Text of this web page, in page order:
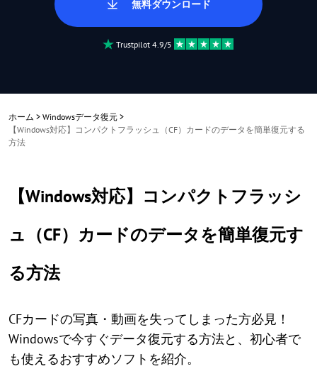
無料ダウンロード
Trustpilot 4.9/5
ホーム > Windowsデータ復元 >
【Windows対応】コンパクトフラッシュ（CF）カードのデータを簡単復元する
方法
【Windows対応】コンパクトフラッシ
ュ（CF）カードのデータを簡単復元す
る方法
CFカードの写真・動画を失ってしまった方必見！
Windowsで今すぐデータ復元する方法と、初心者で
も使えるおすすめソフトを紹介。